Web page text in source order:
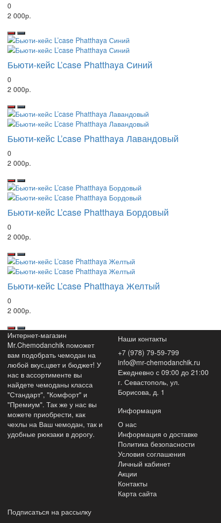
0
2 000р.
Бьюти-кейс L’case Phatthaya Синий
0
2 000р.
Бьюти-кейс L’case Phatthaya Лавандовый
0
2 000р.
Бьюти-кейс L’case Phatthaya Бордовый
0
2 000р.
Бьюти-кейс L’case Phatthaya Желтый
0
2 000р.
Интернет-магазин
Mr.Chemodanchik поможет
вам подобрать чемодан на
любой вкус,цвет и бюджет! У
нас в ассортименте вы
найдете чемоданы класса
"Стандарт", "Комфорт" и
"Премиум". Так же у нас вы
можете приобрести, как
чехлы на Ваш чемодан, так и
удобные рюкзаки в дорогу.
Наши контакты
+7 (978) 79-59-799
info@mr-chemodanchik.ru
Ежедневно с 09:00 до 21:00
г. Севастополь, ул.
Борисова, д. 1
Информация
О нас
Информация о доставке
Политика безопасности
Условия соглашения
Личный кабинет
Акции
Контакты
Карта сайта
Подписаться на рассылку